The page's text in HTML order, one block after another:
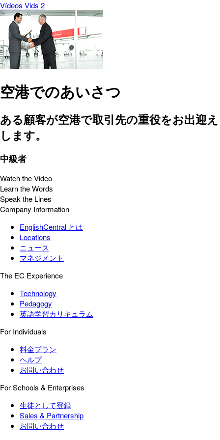
Vídeos Vids 2
空港でのあいさつ
ある顧客が空港で取引先の重役をお出迎え
します。
中級者
Watch the Video
Learn the Words
Speak the Lines
Company Information
EnglishCentral とは
Locations
ニュース
マネジメント
The EC Experience
Technology
Pedagogy
英語学習カリキュラム
For Individuals
料金プラン
ヘルプ
お問い合わせ
For Schools & Enterprises
生徒として登録
Sales & Partnership
お問い合わせ